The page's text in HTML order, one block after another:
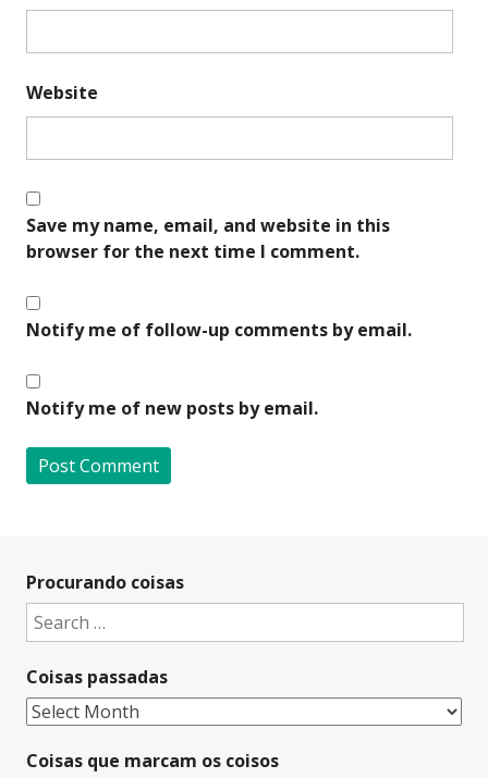
Website
Save my name, email, and website in this
browser for the next time I comment.
Notify me of follow-up comments by email.
Notify me of new posts by email.
t
e
a
t
i
v
Procurando coisas
Search
for:
Coisas passadas
Coisas
Coisas que marcam os coisos